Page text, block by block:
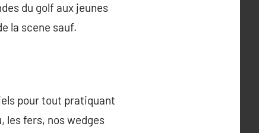
du golf aux jeunes
la scene sauf.
pour tout pratiquant
les fers, nos wedges